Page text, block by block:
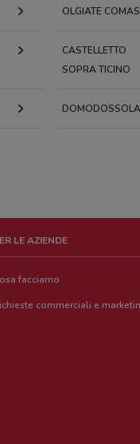
OLGIATE
CASTELLETTO
SOPRA TICINO
DOMODOSSOLA
LE AZIENDE
facciamo
commerciali e